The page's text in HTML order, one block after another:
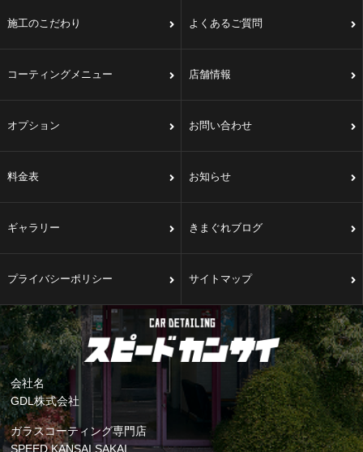
施工のこだわり よくあるご質問
コーティングメニュー 店舗情報
オプション お問い合わせ
料金表 お知らせ
ギャラリー きまぐれブログ
プライバシーポリシー サイトマップ
会社名
GDL株式会社
ガラスコーティング専門店
SPEED KANSAI SAKAI